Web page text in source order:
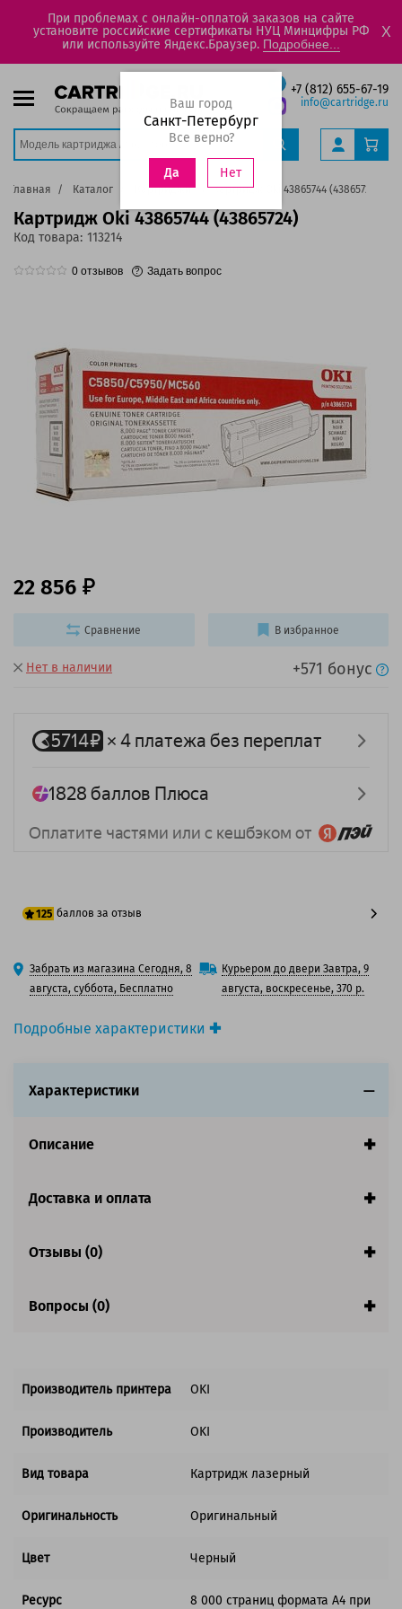
При проблемах с онлайн-оплатой заказов на сайте
установите российские сертификаты НУЦ Минцифры РФ
или используйте Яндекс.Браузер. Подробнее...
X
+7 (812) 655-67-19
info@cartridge.ru
Ваш город
Санкт-Петербург
Все верно?
Да Нет
Главная Каталог Картриджи Картридж Oki 43865744 (43865724)
Картридж Oki 43865744 (43865724)
Код товара: 113214
0 отзывов Задать вопрос
Подробные характеристики
Вид товара:Картридж лазерный
Ресурс:8 000 страниц формата А4 при 5%
Страна:Китай
Нет в наличии +571 бонус
22 856
125 баллов за отзыв
100 баллов
125 баллов
Забрать из магазина Сегодня, 8
августа, суббота, Бесплатно
Курьером до двери Завтра, 9
августа, воскресенье, 370 р.
Сравнение В избранное
Характеристики
Описание
Доставка и оплата
Отзывы (0)
Вопросы (0)
Производитель принтера OKI
Производитель OKI
Вид товара Картридж лазерный
Оригинальность Оригинальный
Цвет Черный
Ресурс
8 000 страниц формата А4 при